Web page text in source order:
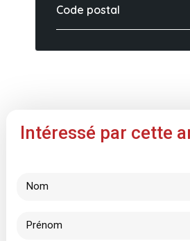
Code postal
Intéressé par cette